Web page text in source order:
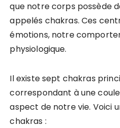
que notre corps possède
appelés chakras. Ces
émotions, notre
physiologique.
Il existe sept chakras
correspondant à une
aspect de notre vie. Voici
chakras :